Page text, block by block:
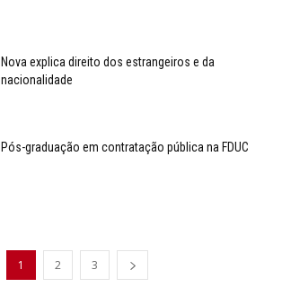
Nova explica direito dos estrangeiros e da
nacionalidade
Pós-graduação em contratação pública na FDUC
1 2 3